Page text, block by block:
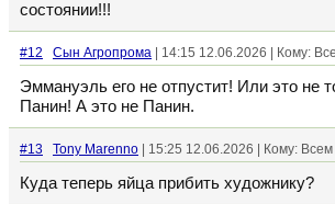
состоянии!!!
#12 Сын Агропрома | 14:15 12.06.2026 | Кому:
Эммануэль его не отпустит! Или это не
Панин! А это не Панин.
#13 Tony Marenno | 15:25 12.06.2026 | Кому: Всем
Куда теперь яйца прибить художнику?